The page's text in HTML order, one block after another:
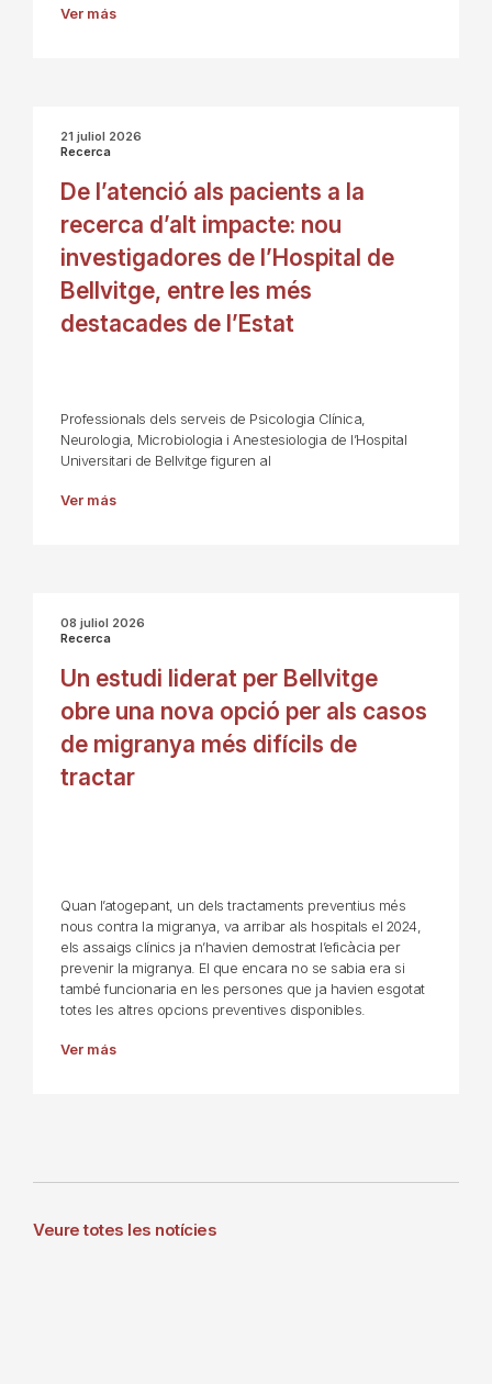
Ver más
21 juliol 2026
Recerca
De l’atenció als pacients a la
recerca d’alt impacte: nou
investigadores de l’Hospital de
Bellvitge, entre les més
destacades de l’Estat
Professionals dels serveis de Psicologia Clínica,
Neurologia, Microbiologia i Anestesiologia de l’Hospital
Universitari de Bellvitge figuren al
Ver más
08 juliol 2026
Recerca
Un estudi liderat per Bellvitge
obre una nova opció per als casos
de migranya més difícils de
tractar
Quan l’atogepant, un dels tractaments preventius més
nous contra la migranya, va arribar als hospitals el 2024,
els assaigs clínics ja n’havien demostrat l’eficàcia per
prevenir la migranya. El que encara no se sabia era si
també funcionaria en les persones que ja havien esgotat
totes les altres opcions preventives disponibles.
Ver más
Veure totes les notícies